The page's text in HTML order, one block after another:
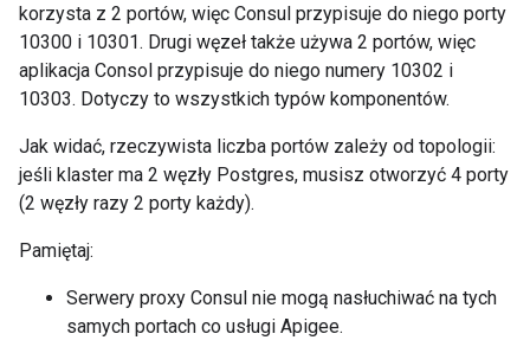
korzysta z 2 portów, więc Consul przypisuje do niego porty
10300 i 10301. Drugi węzeł także używa 2 portów, więc
aplikacja Consol przypisuje do niego numery 10302 i
10303. Dotyczy to wszystkich typów komponentów.
Jak widać, rzeczywista liczba portów zależy od topologii:
jeśli klaster ma 2 węzły Postgres, musisz otworzyć 4 porty
(2 węzły razy 2 porty każdy).
Pamiętaj:
Serwery proxy Consul nie mogą nasłuchiwać na tych
samych portach co usługi Apigee.